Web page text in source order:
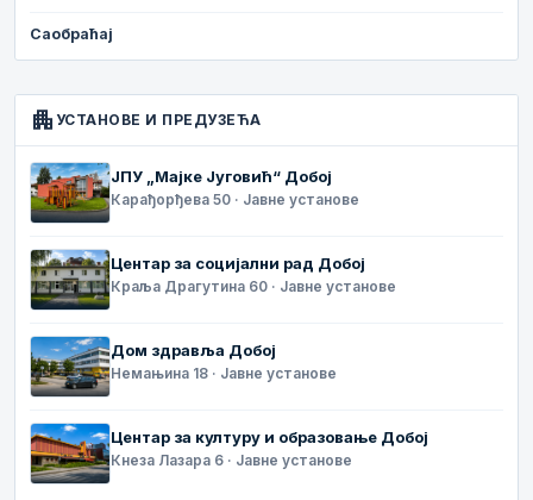
Саобраћај
apartment УСТАНОВЕ И ПРЕДУЗЕЋА
ЈПУ „Мајке Југовић“ Добој
Карађорђева 50 · Јавне установе
Центар за социјални рад Добој
Краља Драгутина 60 · Јавне установе
Дом здравља Добој
Немањина 18 · Јавне установе
Центар за културу и образовање Добој
Кнеза Лазара 6 · Јавне установе